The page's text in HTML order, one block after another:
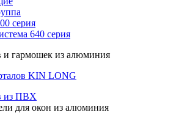
серия
640 серия
и гармошек из алюминия
KIN LONG
из ПВХ
для окон из алюминия